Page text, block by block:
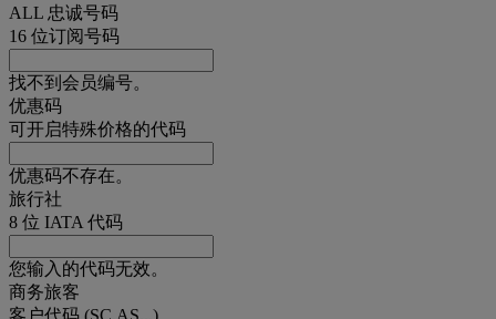
ALL 忠诚号码
16 位订阅号码
找不到会员编号。
优惠码
可开启特殊价格的代码
优惠码不存在。
旅行社
8 位 IATA 代码
您输入的代码无效。
商务旅客
客户代码 (SC,AS...)